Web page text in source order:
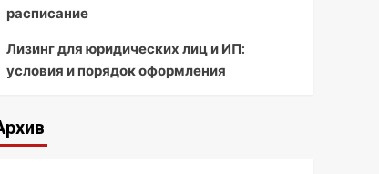
расписание
Лизинг для юридических лиц и ИП:
условия и порядок оформления